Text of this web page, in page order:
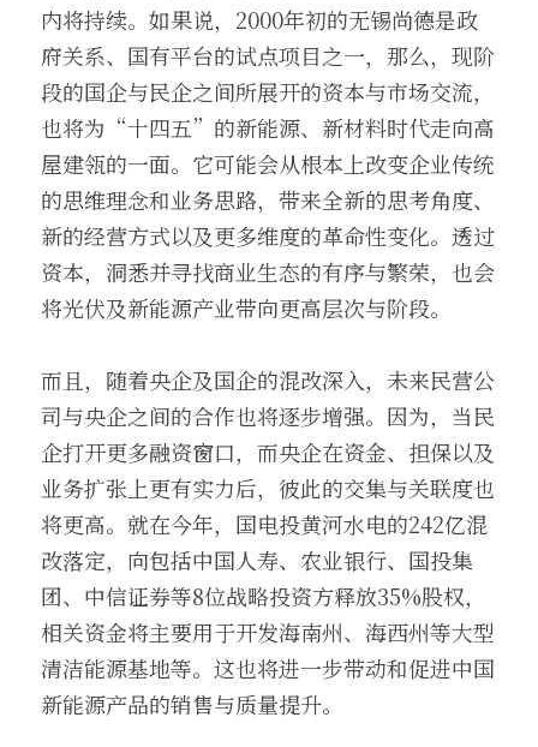
内将持续。如果说，2000年初的无锡尚德是政
府关系、国有平台的试点项目之一，那么，现阶
段的国企与民企之间所展开的资本与市场交流，
也将为“十四五”的新能源、新材料时代走向高
屋建瓴的一面。它可能会从根本上改变企业传统
的思维理念和业务思路，带来全新的思考角度、
新的经营方式以及更多维度的革命性变化。透过
资本，洞悉并寻找商业生态的有序与繁荣，也会
将光伏及新能源产业带向更高层次与阶段。
而且，随着央企及国企的混改深入，未来民营公
司与央企之间的合作也将逐步增强。因为，当民
企打开更多融资窗口，而央企在资金、担保以及
业务扩张上更有实力后，彼此的交集与关联度也
将更高。就在今年，国电投黄河水电的242亿混
改落定，向包括中国人寿、农业银行、国投集
团、中信证券等8位战略投资方释放35%股权，
相关资金将主要用于开发海南州、海西州等大型
清洁能源基地等。这也将进一步带动和促进中国
新能源产品的销售与质量提升。